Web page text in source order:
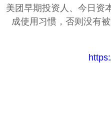
美团早期投资人、今日资
成使用习惯，否则没有